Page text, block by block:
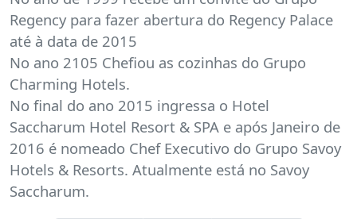
Regency para fazer abertura do Regency Palace
até à data de 2015
No ano 2105 Chefiou as cozinhas do Grupo
Charming Hotels.
No final do ano 2015 ingressa o Hotel
Saccharum Hotel Resort & SPA e após Janeiro de
2016 é nomeado Chef Executivo do Grupo Savoy
Hotels & Resorts. Atualmente está no Savoy
Saccharum.